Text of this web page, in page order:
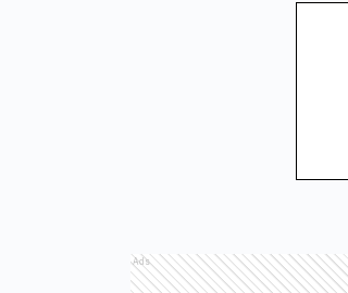
Ads